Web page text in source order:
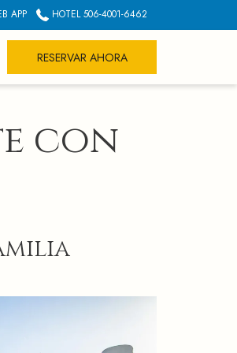
APP HOTEL 506-4001-6462
RESERVAR AHORA
con